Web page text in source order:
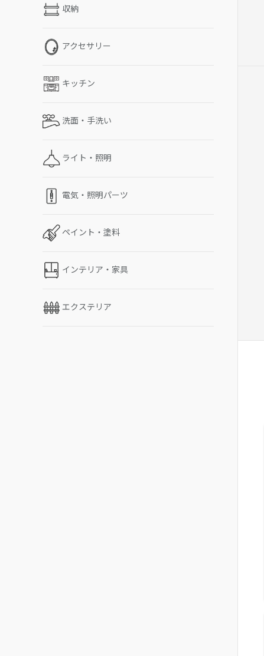
収納
アクセサリー
キッチン
洗面・手洗い
ライト・照明
電気・照明パーツ
ペイント・塗料
インテリア・家具
エクステリア